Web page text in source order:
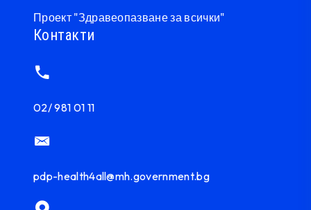
Проект "Здравеопазване за всички"
Контакти
02/ 981 01 11
pdp-health4all@mh.government.bg